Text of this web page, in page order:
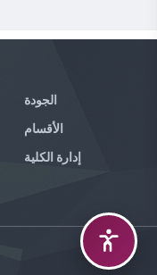
الجودة
الأقسام
إدارة الكلية